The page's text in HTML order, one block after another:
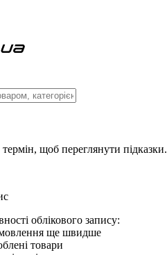
щоб переглянути підказки.
облікового запису:
ще швидше
товари